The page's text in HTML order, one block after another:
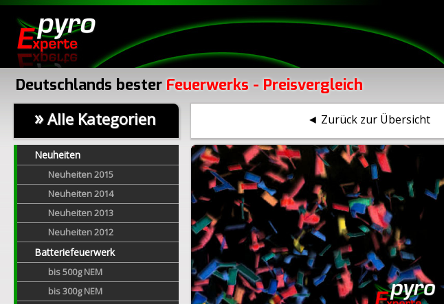
Deutschlands bester Feuerwerks - Preisvergleich
»Alle Kategorien
Neuheiten
Neuheiten 2015
Neuheiten 2014
Neuheiten 2013
Neuheiten 2012
Batteriefeuerwerk
bis 500g NEM
bis 300g NEM
◄ Zurück zur Übersicht